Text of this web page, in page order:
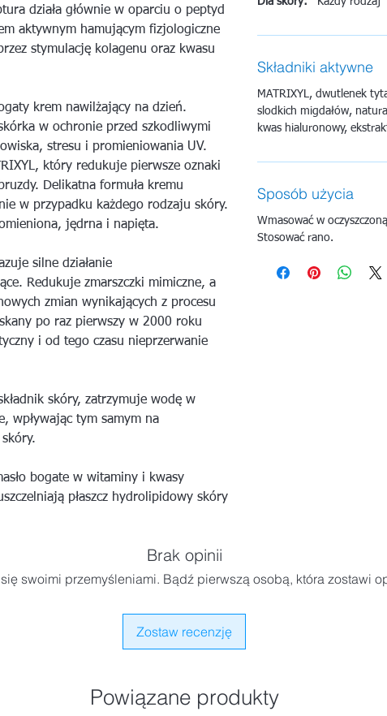
działa głównie w oparciu o peptyd
aktywnym hamującym fizjologiczne
stymulację kolagenu oraz kwasu
krem nawilżający na dzień.
w ochronie przed szkodliwymi
stresu i promieniowania UV.
który redukuje pierwsze oznaki
Delikatna formuła kremu
w przypadku każdego rodzaju skóry.
jędrna i napięta.
silne działanie
Redukuje zmarszczki mimiczne, a
zmian wynikających z procesu
po raz pierwszy w 2000 roku
i od tego czasu nieprzerwanie
skóry, zatrzymuje wodę w
wpływając tym samym na
bogate w witaminy i kwasy
płaszcz hydrolipidowy skóry
Składniki aktywne
MATRIXYL, dwutlenek
slodkich migdałów,
kwas hialuronowy,
Sposób użycia
Wmasować w
Stosować rano.
Brak opinii
swoimi przemyśleniami. Bądź pierwszą osobą, która zostawi
Zostaw recenzję
Powiązane produkty